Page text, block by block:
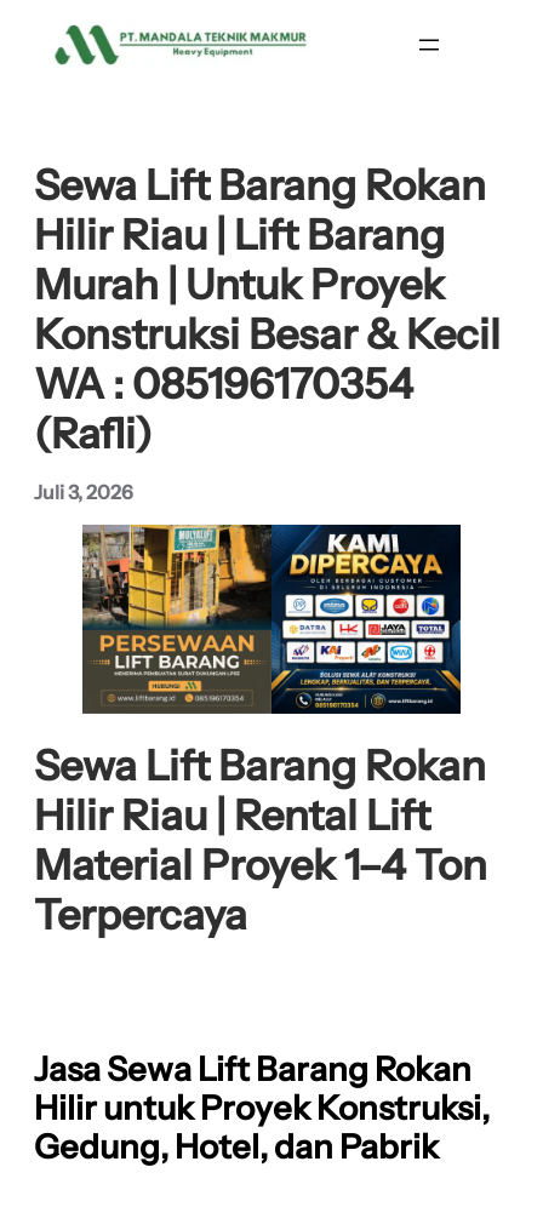
Sewa Lift Barang Rokan
Hilir Riau | Lift Barang
Murah | Untuk Proyek
Konstruksi Besar & Kecil
WA : 085196170354
(Rafli)
Juli 3, 2026
Sewa Lift Barang Rokan
Hilir Riau | Rental Lift
Material Proyek 1–4 Ton
Terpercaya
Jasa Sewa Lift Barang Rokan
Hilir untuk Proyek Konstruksi,
Gedung, Hotel, dan Pabrik